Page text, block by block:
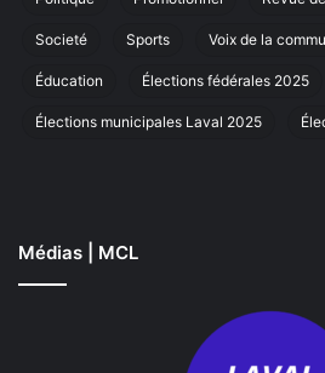
Societé Sports Voix de la
Éducation Élections fédérales 2025
Élections municipales Laval 2025
Médias | MCL